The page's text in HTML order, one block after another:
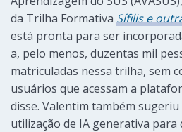
da Trilha Formativa Sífilis e
está pronta para ser
a, pelo menos, duzentas mil
matriculadas nessa trilha, sem
usuários que acessam a
disse. Valentim também
utilização de IA generativa